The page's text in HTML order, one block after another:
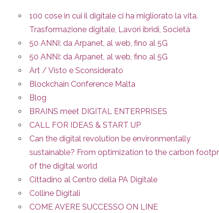
100 cose in cui il digitale ci ha migliorato la vita.
Trasformazione digitale, Lavori ibridi, Società
50 ANNI: da Arpanet, al web, fino al 5G
50 ANNI: da Arpanet, al web, fino al 5G
Art / Visto e Sconsiderato
Blockchain Conference Malta
Blog
BRAINS meet DIGITAL ENTERPRISES
CALL FOR IDEAS & START UP
Can the digital revolution be environmentally
sustainable? From optimization to the carbon
of the digital world
Cittadino al Centro della PA Digitale
Colline Digitali
COME AVERE SUCCESSO ON LINE